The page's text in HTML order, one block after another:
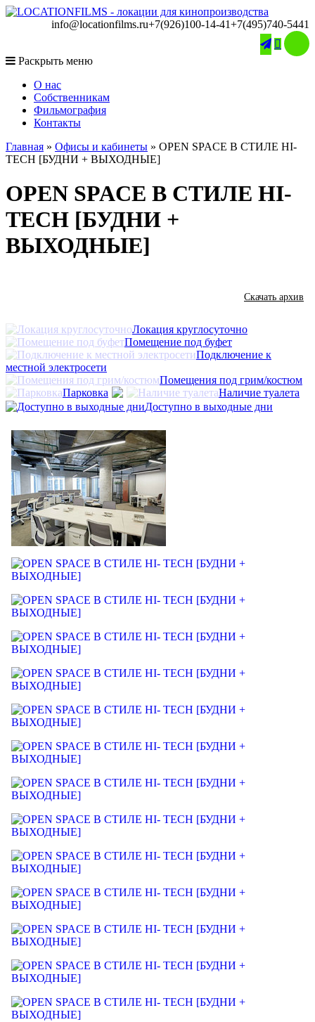
info@locationfilms.ru+7(926)100-14-41+7(495)740-5441

Раскрыть меню
O нас
Собственникам
Фильмография
Контакты
Главная » Офисы и кабинеты » OPEN SPACE В СТИЛЕ HI-
TECH [БУДНИ + ВЫХОДНЫЕ]
OPEN SPACE В СТИЛЕ HI-
TECH [БУДНИ +
ВЫХОДНЫЕ]
Скачать архив
Локация круглосуточно
Помещение под буфет
Подключение к
местной электросети
Помещения под грим/костюм
Парковка
Наличие туалета
Доступно в выходные дни